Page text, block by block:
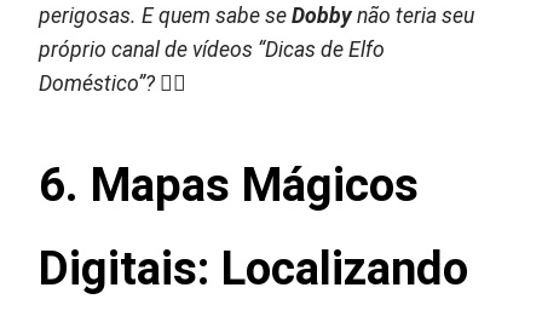
perigosas. E quem sabe seDobby não teria seu
próprio canal de vídeos “Dicas de Elfo
Doméstico”? 🧙‍♂️
6. Mapas Mágicos
Digitais: Localizando